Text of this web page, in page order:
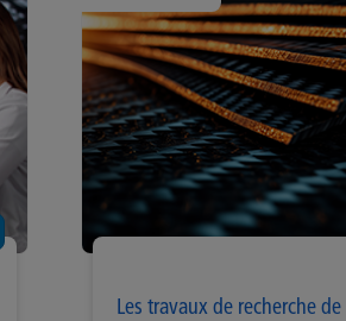
Les travaux de recherche